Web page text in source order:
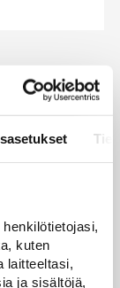
kuten
laitteeltasi,
ja sisältöjä,
ja
Miksi